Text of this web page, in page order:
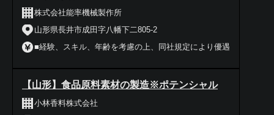
株式会社能率機械製作所
山形県長井市成田字八幡下二805-2
■経験、スキル、年齢を考慮の上、同社規定により優遇
【山形】食品原料素材の製造※ポテンシャル
小林香料株式会社